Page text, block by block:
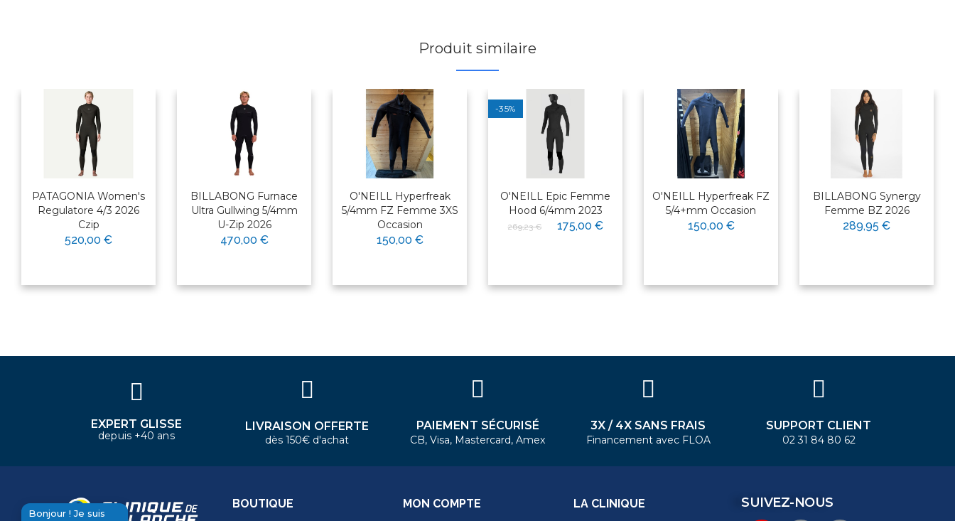
Produit similaire
PATAGONIA Women's
Regulatore 4/3 2026
Czip
520,00 €
BILLABONG Furnace
Ultra Gullwing 5/4mm
U-Zip 2026
470,00 €
O'NEILL Hyperfreak
5/4mm FZ Femme 3XS
Occasion
150,00 €
-35%
O'NEILL Epic Femme
Hood 6/4mm 2023
269,23 € 175,00 €
O'NEILL Hyperfreak FZ
5/4+mm Occasion
150,00 €
BILLABONG Synergy
Femme BZ 2026
289,95 €
×
Bonjour ! Je suis votre expert
Bonjour ! Je suis
EXPERT GLISSE
depuis +40 ans
LIVRAISON OFFERTE
dès 150€ d'achat
PAIEMENT SÉCURISÉ
CB, Visa, Mastercard, Amex
3X / 4X SANS FRAIS
Financement avec FLOA
SUPPORT CLIENT
02 31 84 80 62
BOUTIQUE MON COMPTE LA CLINIQUE SUIVEZ-NOUS